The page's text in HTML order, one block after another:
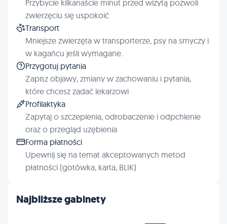
Najbliższe gabinety
Przybycie kilkanaście minut przed wizytą pozwoli
zwierzęciu się uspokoić
Transport
Mniejsze zwierzęta w transporterze, psy na smyczy i
w kagańcu jeśli wymagane.
Przygotuj pytania
Zapisz objawy, zmiany w zachowaniu i pytania,
które chcesz zadać lekarzowi
Profilaktyka
Zapytaj o szczepienia, odrobaczenie i odpchlenie
oraz o przegląd uzębienia
Forma płatności
Upewnij się na temat akceptowanych metod
płatności (gotówka, karta, BLIK)